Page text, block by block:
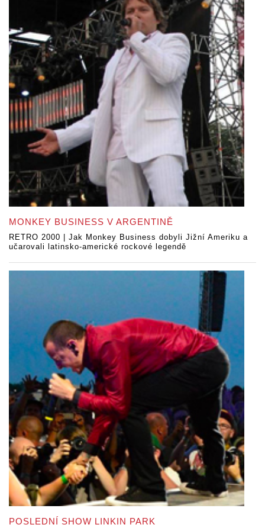
MONKEY BUSINESS V ARGENTINĚ
RETRO 2000 | Jak Monkey Business dobyli Jižní Ameriku a
učarovali latinsko-americké rockové legendě
POSLEDNÍ SHOW LINKIN PARK